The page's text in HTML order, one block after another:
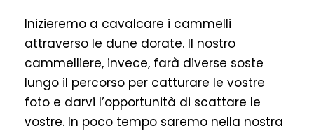
Inizieremo a cavalcare i cammelli
attraverso le dune dorate. Il nostro
cammelliere, invece, farà diverse soste
lungo il percorso per catturare le vostre
foto e darvi l’opportunità di scattare le
vostre. In poco tempo saremo nella nostra